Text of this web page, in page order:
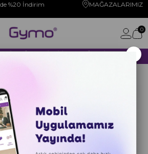
%20 İndirim MAĞAZALARIMIZ
0
TÜM ALIŞVERİŞLERİNİZDE KARGO ÜCRETSİZ!